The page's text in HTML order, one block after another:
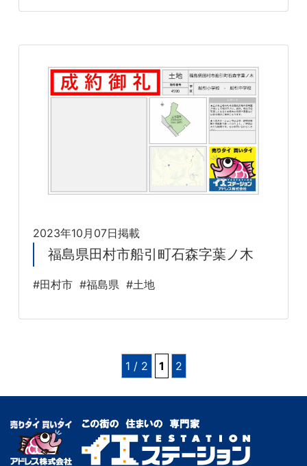
2023年10月07日掲載
福島県田村市船引町石森字葉ノ木
#田村市 #福島県 #土地
1 / 2 1 2